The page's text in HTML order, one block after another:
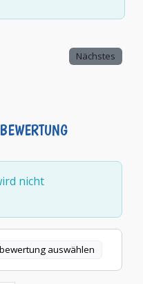
Nächstes
nicht
auswählen